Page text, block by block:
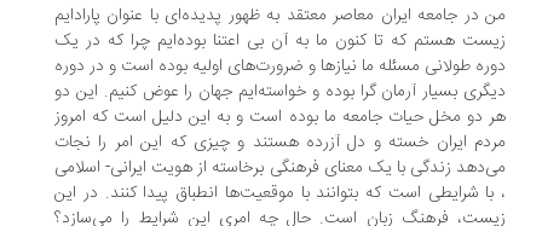
در جامعه ایران معاصر معتقد به ظهور پدیده‌ای با عنوان پارادایم
هستم که تا کنون ما به آن بی اعتنا بوده‌ایم چرا که در یک
طولانی مسئله ما نیازها و ضرورت‌های اولیه بوده است و در دوره
بسیار آرمان گرا بوده و خواسته‌ایم جهان را عوض کنیم. این دو
دو مخل حیات جامعه ما بوده است و به این دلیل است که امروز
ایران خسته و دل آزرده هستند و چیزی که این امر را نجات
زندگی با یک معنای فرهنگی برخاسته از هویت ایرانی- اسلامی
شرایطی است که بتوانند با موقعیت‌ها انطباق پیدا کنند. در این
فرهنگ زبان است. حال چه امری این شرایط را می‌سازد؟